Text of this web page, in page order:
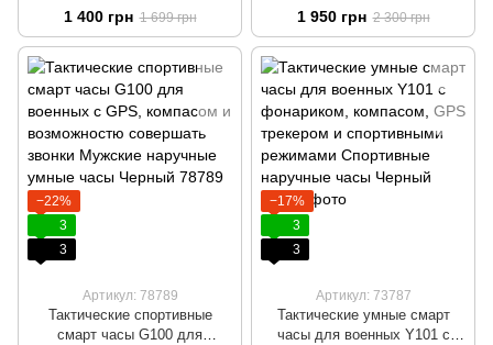
водонепроницаемые часы с
голосовой связью и
шагомером Часы телефон
Белый
1 400 грн 1 699 грн
звонками и 20+ спортивными
режимами Спортивные
мужские часы Черно-
оранжевые
1 950 грн 2 300 грн
−22%
3
3
Артикул: 78789
Тактические спортивные
смарт часы G100 для
−17%
3
3
Артикул: 73787
Тактические умные смарт
часы для военных Y101 с